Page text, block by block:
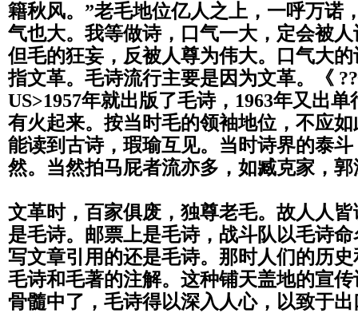
籍秋风。”老毛地位亿人之上，一呼万诺
气也大。 我等做诗，口气一大，定会被
但毛的狂妄， 反被人尊为伟大。口气大
指文革。 毛诗流行主要是因为文革。《
US>1957年就出版了毛诗， 1963年又出单
有火起来。按当时毛的领袖地位， 不应如
能读到古诗，瑕瑜互见。 当时诗界的泰
然。当然拍马屁者流亦多， 如臧克家，郭
文革时，百家俱废，独尊老毛。故人人
是毛诗。邮票上是毛诗，战斗队以毛诗命
写文章引用的还是毛诗。 那时人们的历
毛诗和毛著的注解。 这种铺天盖地的宣
骨髓中了， 毛诗得以深入人心，以致于